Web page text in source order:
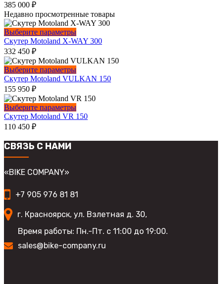
385 000 ₽
Недавно просмотренные товары
Выберите параметрыЭтот
товар
несколько
вариаций.
Опции
можно
выбрать
на
странице
товара.
Скутер Motoland X-WAY 300
332 450 ₽
Выберите параметрыЭтот
товар
несколько
вариаций.
Опции
можно
на
Скутер Motoland VULKAN 150
155 950 ₽
Выберите параметрыЭтот
товар
вариаций.
товара.
Скутер Motoland VR 150
110 450 ₽
СВЯЗЬ С НАМИ
«BIKE COMPANY»
+7 905 976 81 81
г. Красноярск, ул. Взлетная д. 30,
Время работы: Пн.-Пт. с 11:00 до 19:00.
sales@bike-company.ru